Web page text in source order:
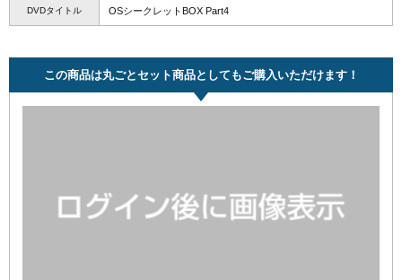
DVDタイトル OSシークレットBOX Part4
この商品は丸ごとセット商品としてもご購入いただけます！